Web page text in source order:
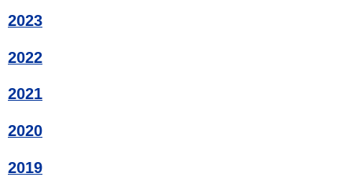
2023
2022
2021
2020
2019